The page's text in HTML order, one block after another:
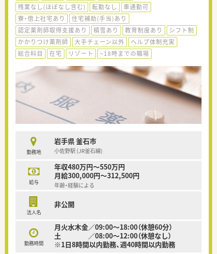
残業なし(ほぼなし含む)
転勤なし
車通勤可
寮・借上社宅あり
住宅補助(手当)あり
認定薬剤師取得支援あり
積雪あり 教育制度あり
シフト制
かかりつけ薬剤師
大手チェーン以外
ヘルプ体制充実
総合科目
在宅 リゾート ~18時までの職場
勤務地
岩手県 釜石市
小佐野駅 (JR釜石線)
給与
年収480万円～550万円
月給300,000円～312,500円
年齢・経験による
法人名
非公開
勤務時間
月火水木金／09:00～18:00（休憩60分）
土 ／08:00～12:00（休憩なし）
※1日8時間以内勤務、週40時間以内勤務